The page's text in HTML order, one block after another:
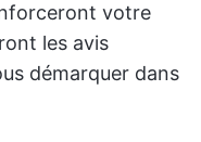
votre
les avis
démarquer dans